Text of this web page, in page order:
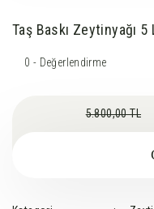
Taş Baskı Zeytinyağı
0 - Değerlendirme
5.800,00 TL